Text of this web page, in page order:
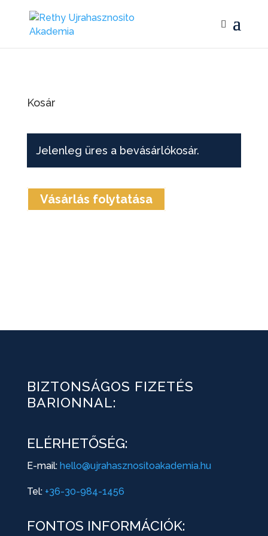
Kosár
Jelenleg üres a bevásárlókosár.
Vásárlás folytatása
BIZTONSÁGOS FIZETÉS
BARIONNAL:
ELÉRHETŐSÉG:
E-mail: hello@ujrahasznositoakademia.hu
Tel: +36-30-984-1456
FONTOS INFORMÁCIÓK: